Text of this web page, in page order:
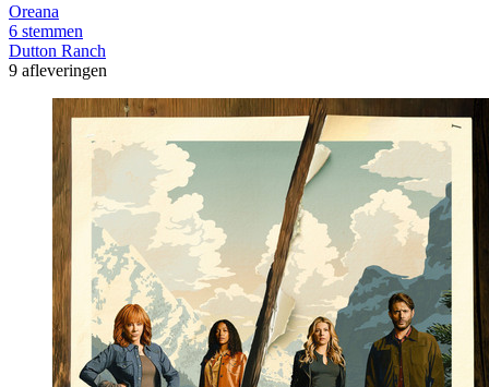
Oreana
6 stemmen
Dutton Ranch
9 afleveringen